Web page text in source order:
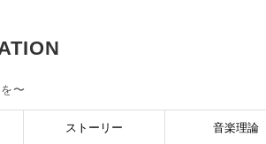
〜
ストーリー 音楽理論